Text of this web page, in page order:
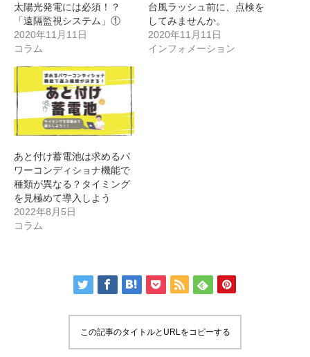
太陽光発電には必須！？
「遠隔監視システム」①
2020年11月11日
コラム
台風ラッシュ前に、点検を
してみませんか。
2020年11月11日
インフォメーション
あと付け蓄電池は求めるパ
ワーコンディショナ機能で
種類が異なる？タイミング
を見極めて導入しよう
2022年8月5日
コラム
この記事のタイトルとURLをコピーする